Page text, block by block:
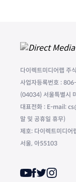
다이렉트미디어랩 주
사업자등록번호 :
(04034) 서울특별시
대표전화 : E-mail:
말 및 공휴일 휴무)
제호: 다이렉트미디어
서울, 아55103